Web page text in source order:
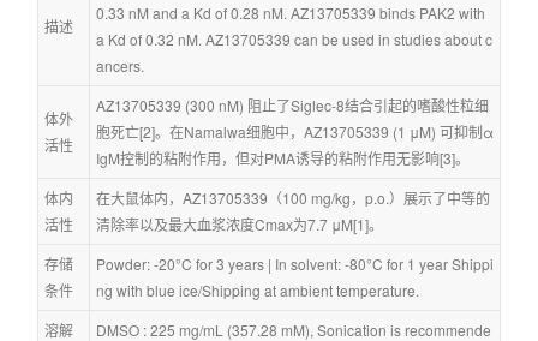
描述
0.33 nM and a Kd of 0.28 nM. AZ13705339 binds PAK2 with
a Kd of 0.32 nM. AZ13705339 can be used in studies about c
ancers.
体外
活性
AZ13705339 (300 nM) 阻止了Siglec-8结合引起的嗜酸性粒细
胞死亡[2]。在Namalwa细胞中，AZ13705339 (1 μM) 可抑制α
IgM控制的粘附作用，但对PMA诱导的粘附作用无影响[3]。
体内
活性
在大鼠体内，AZ13705339（100 mg/kg，p.o.）展示了中等的
清除率以及最大血浆浓度Cmax为7.7 μM[1]。
存储
条件
Powder: -20°C for 3 years | In solvent: -80°C for 1 year Shippi
ng with blue ice/Shipping at ambient temperature.
溶解
DMSO : 225 mg/mL (357.28 mM), Sonication is recommende